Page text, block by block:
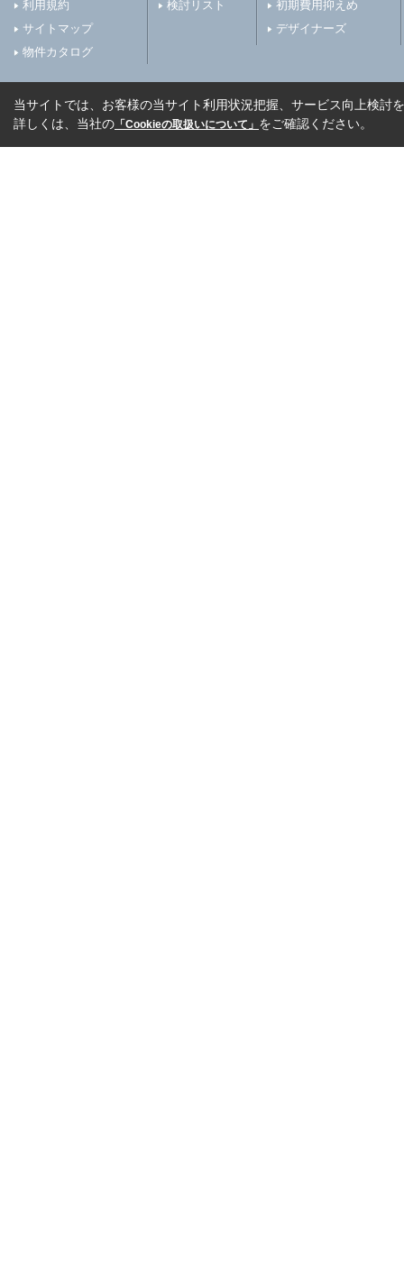
利用規約
サイトマップ
物件カタログ
検討リスト
初期費用抑えめ
デザイナーズ
当サイトでは、お客様の当サイト利用状況把握、サービス向上検討
詳しくは、当社の 「Cookieの取扱いについて」 をご確認ください。